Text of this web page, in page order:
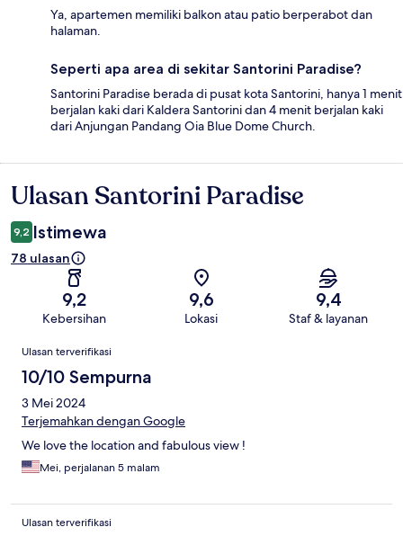
Ya, apartemen memiliki balkon atau patio berperabot dan
halaman.
Seperti apa area di sekitar Santorini Paradise?
Santorini Paradise berada di pusat kota Santorini, hanya 1 menit
berjalan kaki dari Kaldera Santorini dan 4 menit berjalan kaki
dari Anjungan Pandang Oia Blue Dome Church.
Ulasan
Ulasan Santorini Paradise
9,2 Istimewa
78 ulasan
9,2
Kebersihan
9,6
Lokasi
9,4
Staf & layanan
Ulasan
Ulasan terverifikasi
10/10 Sempurna
3 Mei 2024
Terjemahkan dengan Google
We love the location and fabulous view !
Mei, perjalanan 5 malam
Ulasan terverifikasi